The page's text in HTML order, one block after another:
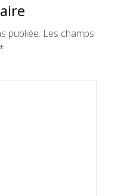
publiée. Les champs
*